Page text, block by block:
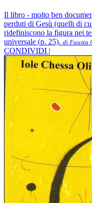
Il libro - molto ben
perduti di Gesù (quelli di
ridefiniscono la figura nei
universale (p. 25). di Fausta
CONDIVIDI |